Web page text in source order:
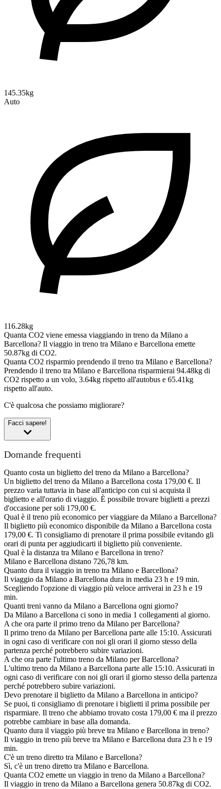
145.35kg
Auto
116.28kg
Quanta CO2 viene emessa viaggiando in treno da Milano a
Barcellona? Il viaggio in treno tra Milano e Barcellona emette
50.87kg di CO2.
Quanta CO2 risparmio prendendo il treno tra Milano e Barcellona?
Prendendo il treno tra Milano e Barcellona risparmierai 94.48kg di
CO2 rispetto a un volo, 3.64kg rispetto all'autobus e 65.41kg
rispetto all'auto.
C'è qualcosa che possiamo migliorare?
Facci sapere!
Domande frequenti
Quanto costa un biglietto del treno da Milano a Barcellona?
Un biglietto del treno da Milano a Barcellona costa 179,00 €. Il
prezzo varia tuttavia in base all'anticipo con cui si acquista il
biglietto e all'orario di viaggio. È possibile trovare biglietti a prezzi
d'occasione per soli 179,00 €.
Qual è il treno più economico per viaggiare da Milano a Barcellona?
Il biglietto più economico disponibile da Milano a Barcellona costa
179,00 €. Ti consigliamo di prenotare il prima possibile evitando gli
orari di punta per aggiudicarti il biglietto più conveniente.
Qual è la distanza tra Milano e Barcellona in treno?
Milano e Barcellona distano 726,78 km.
Quanto dura il viaggio in treno tra Milano e Barcellona?
Il viaggio da Milano a Barcellona dura in media 23 h e 19 min.
Scegliendo l'opzione di viaggio più veloce arriverai in 23 h e 19
min.
Quanti treni vanno da Milano a Barcellona ogni giorno?
Da Milano a Barcellona ci sono in media 1 collegamenti al giorno.
A che ora parte il primo treno da Milano per Barcellona?
Il primo treno da Milano per Barcellona parte alle 15:10. Assicurati
in ogni caso di verificare con noi gli orari il giorno stesso della
partenza perché potrebbero subire variazioni.
A che ora parte l'ultimo treno da Milano per Barcellona?
L'ultimo treno da Milano a Barcellona parte alle 15:10. Assicurati in
ogni caso di verificare con noi gli orari il giorno stesso della partenza
perché potrebbero subire variazioni.
Devo prenotare il biglietto da Milano a Barcellona in anticipo?
Se puoi, ti consigliamo di prenotare i biglietti il prima possibile per
risparmiare. Il treno che abbiamo trovato costa 179,00 € ma il prezzo
potrebbe cambiare in base alla domanda.
Quanto dura il viaggio più breve tra Milano e Barcellona in treno?
Il viaggio in treno più breve tra Milano e Barcellona dura 23 h e 19
min.
C'è un treno diretto tra Milano e Barcellona?
Sì, c'è un treno diretto tra Milano e Barcellona.
Quanta CO2 emette un viaggio in treno da Milano a Barcellona?
Il viaggio in treno da Milano a Barcellona genera 50.87kg di CO2.